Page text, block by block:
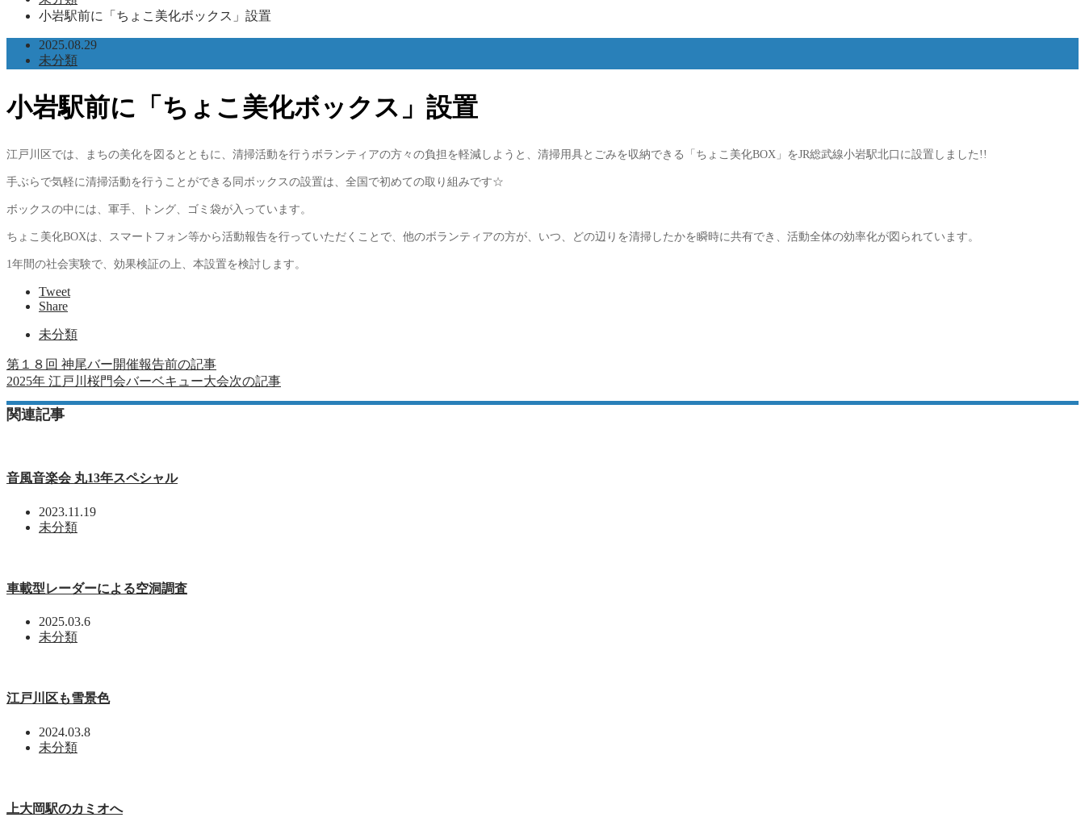
小岩駅前に「ちょこ美化ボックス」設置
2025.08.29
未分類
小岩駅前に「ちょこ美化ボックス」設置
江戸川区では、まちの美化を図るとともに、清掃活動を行うボランティアの方々の負担を軽減しようと、清掃用具とごみを収納できる「ちょこ美化BOX」をJR総武線小岩駅北口に設置しました!!
手ぶらで気軽に清掃活動を行うことができる同ボックスの設置は、全国で初めての取り組みです☆
ボックスの中には、軍手、トング、ゴミ袋が入っています。
ちょこ美化BOXは、スマートフォン等から活動報告を行っていただくことで、他のボランティアの方が、いつ、どの辺りを清掃したかを瞬時に共有でき、活動全体の効率化が図られています。
1年間の社会実験で、効果検証の上、本設置を検討します。
Tweet
Share
未分類
第１８回 神尾バー開催報告前の記事
2025年 江戸川桜門会バーベキュー大会次の記事
関連記事
音風音楽会 丸13年スペシャル
2023.11.19
未分類
車載型レーダーによる空洞調査
2025.03.6
未分類
江戸川区も雪景色
2024.03.8
未分類
上大岡駅のカミオへ